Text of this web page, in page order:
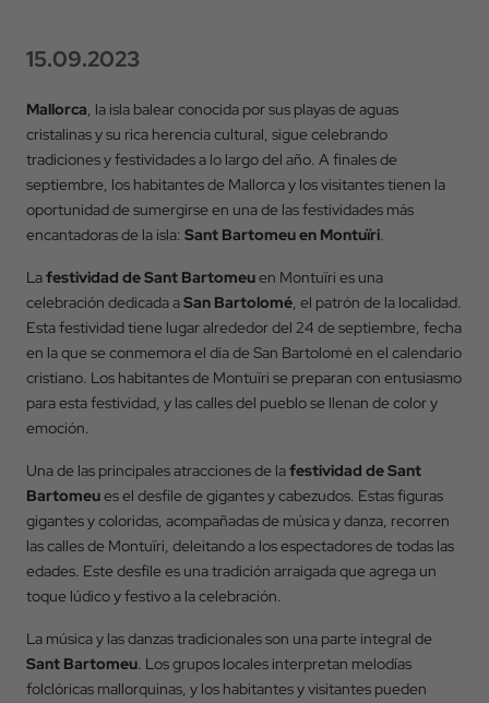
Volver
15.09.2023
Mallorca, la isla balear conocida por sus playas de aguas
cristalinas y su rica herencia cultural, sigue celebrando
tradiciones y festividades a lo largo del año. A finales de
septiembre, los habitantes de Mallorca y los visitantes tienen la
oportunidad de sumergirse en una de las festividades más
encantadoras de la isla: Sant Bartomeu en Montuïri.
Lafestividad de Sant Bartomeuen Montuïri es una
celebración dedicada aSan Bartolomé, el patrón de la localidad.
Esta festividad tiene lugar alrededor del 24 de septiembre, fecha
en la que se conmemora el día de San Bartolomé en el calendario
cristiano. Los habitantes de Montuïri se preparan con entusiasmo
para esta festividad, y las calles del pueblo se llenan de color y
emoción.
Una de las principales atracciones de lafestividad de Sant
Bartomeues el desfile de gigantes y cabezudos. Estas figuras
gigantes y coloridas, acompañadas de música y danza, recorren
las calles de Montuïri, deleitando a los espectadores de todas las
edades. Este desfile es una tradición arraigada que agrega un
toque lúdico y festivo a la celebración.
La música y las danzas tradicionales son una parte integral de
Sant Bartomeu. Los grupos locales interpretan melodías
folclóricas mallorquinas, y los habitantes y visitantes pueden